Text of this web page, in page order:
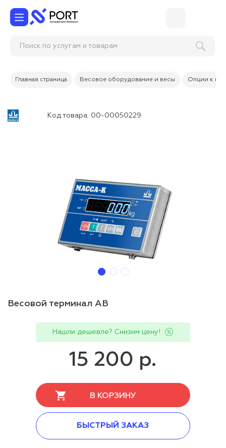
Поиск по услугам и товарам
Главная страница Весовое оборудование и весы Опции к
Код товара: 00-00050229
Весовой терминал AB
Нашли дешевле? Снизим цену!
15 200 р.
В КОРЗИНУ
БЫСТРЫЙ ЗАКАЗ